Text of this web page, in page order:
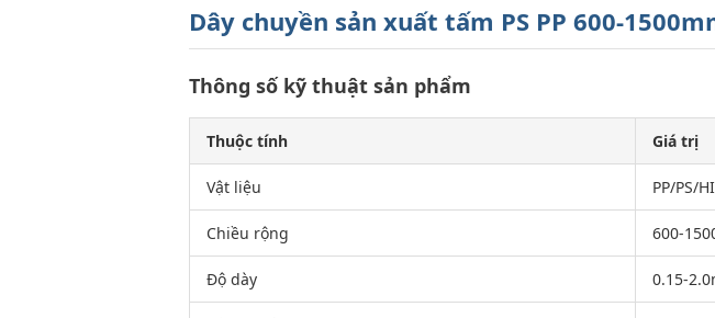
Dây chuyền sản xuất tấm PS PP 600-
Thông số kỹ thuật sản phẩm
Thuộc tính Giá trị
Vật liệu PP/PS/
Chiều rộng 600-
Độ dày 0.15-